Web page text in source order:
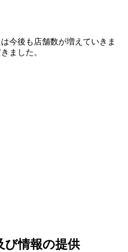
今後も店舗数が増えていきま
ました。
び情報の提供